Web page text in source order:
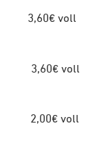
3,60€ voll
3,60€ voll
2,00€ voll